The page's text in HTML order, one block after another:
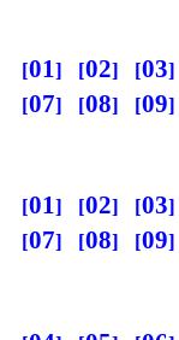
01 02 03
07
08 09
01 02 03
07
08 09